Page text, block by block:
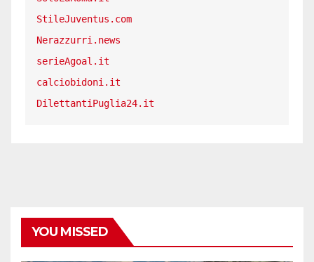
StileJuventus.com
Nerazzurri.news
serieAgoal.it
calciobidoni.it
DilettantiPuglia24.it
YOU MISSED